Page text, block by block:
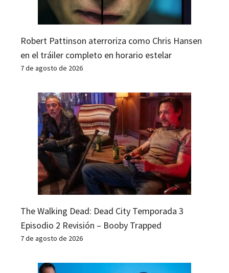
Robert Pattinson aterroriza como Chris Hansen
en el tráiler completo en horario estelar
7 de agosto de 2026
The Walking Dead: Dead City Temporada 3
Episodio 2 Revisión – Booby Trapped
7 de agosto de 2026